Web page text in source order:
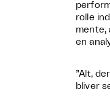
rolle
mente,
en
”Alt,
bliver